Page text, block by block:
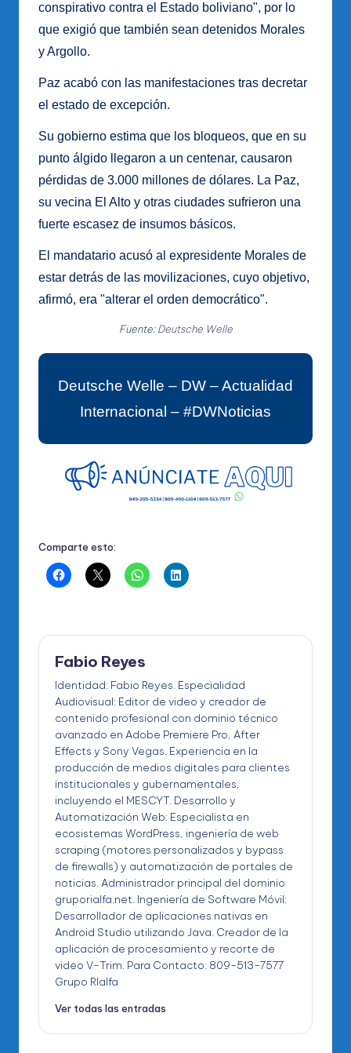
conspirativo contra el Estado boliviano", por lo
que exigió que también sean detenidos Morales
y Argollo.
Paz acabó con las manifestaciones tras decretar
el estado de excepción.
Su gobierno estima que los bloqueos, que en su
punto álgido llegaron a un centenar, causaron
pérdidas de 3.000 millones de dólares. La Paz,
su vecina El Alto y otras ciudades sufrieron una
fuerte escasez de insumos básicos.
El mandatario acusó al expresidente Morales de
estar detrás de las movilizaciones, cuyo objetivo,
afirmó, era "alterar el orden democrático".
Fuente:Deutsche Welle
Deutsche Welle – DW – Actualidad
Internacional – #DWNoticias
Comparte esto:
Fabio Reyes
Identidad: Fabio Reyes. Especialidad
Audiovisual: Editor de video y creador de
contenido profesional con dominio técnico
avanzado en Adobe Premiere Pro, After
Effects y Sony Vegas. Experiencia en la
producción de medios digitales para clientes
institucionales y gubernamentales,
incluyendo el MESCYT. Desarrollo y
Automatización Web: Especialista en
ecosistemas WordPress, ingeniería de web
scraping (motores personalizados y bypass
de firewalls) y automatización de portales de
noticias. Administrador principal del dominio
gruporialfa.net. Ingeniería de Software Móvil:
Desarrollador de aplicaciones nativas en
Android Studio utilizando Java. Creador de la
aplicación de procesamiento y recorte de
video V-Trim. Para Contacto: 809-513-7577
Grupo RIalfa
Ver todas las entradas